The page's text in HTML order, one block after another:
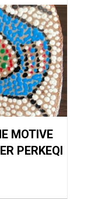
MOTIVE
PERKEQI